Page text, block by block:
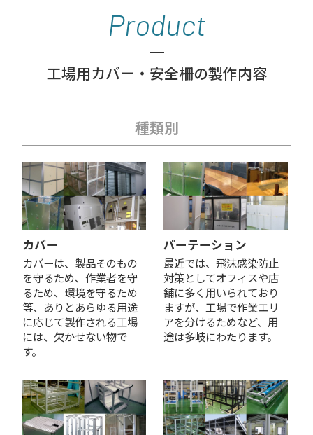
Product
工場用カバー・安全柵の製作内容
種類別
カバー
カバーは、製品そのもの
を守るため、作業者を守
るため、環境を守るため
等、ありとあらゆる用途
に応じて製作される工場
には、欠かせない物で
す。
パーテーション
最近では、飛沫感染防止
対策としてオフィスや店
舗に多く用いられており
ますが、工場で作業エリ
アを分けるためなど、用
途は多岐にわたります。